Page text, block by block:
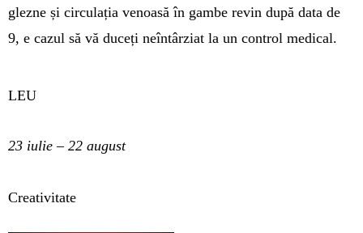
glezne și cir­culația venoasă în gambe revin după data de
9, e cazul să vă duceți ne­întârziat la un control medical.
LEU
23 iulie – 22 august
Creativitate